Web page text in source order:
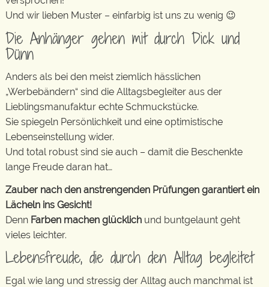
Und wir lieben Muster – einfarbig ist uns zu wenig 😉
Die Anhänger gehen mit durch Dick und
Dünn
Anders als bei den meist ziemlich hässlichen
„Werbebändern“ sind die Alltagsbegleiter aus der
Lieblingsmanufaktur echte Schmuckstücke.
Sie spiegeln Persönlichkeit und eine optimistische
Lebenseinstellung wider.
Und total robust sind sie auch – damit die Beschenkte
lange Freude daran hat…
Zauber nach den anstrengenden Prüfungen garantiert ein
Lächeln ins Gesicht!
Denn Farben machen glücklich und buntgelaunt geht
vieles leichter.
Lebensfreude, die durch den Alltag begleitet
Egal wie lang und stressig der Alltag auch manchmal ist